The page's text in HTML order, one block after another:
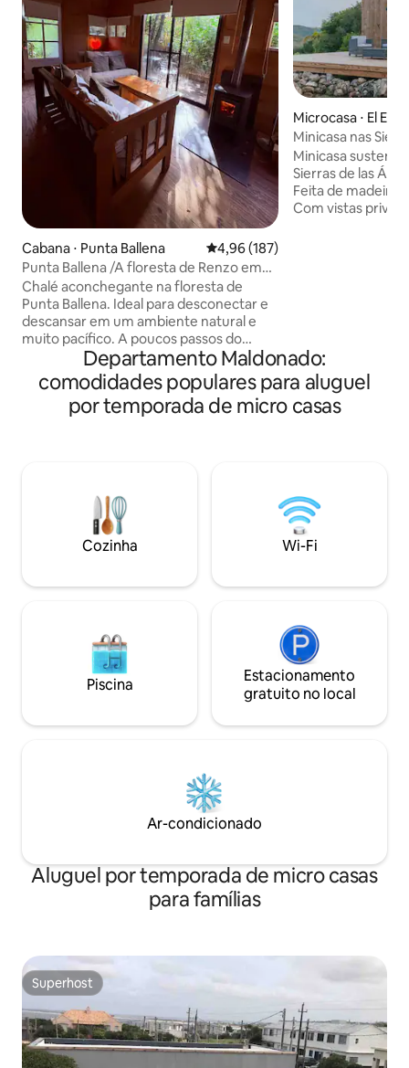
Cabana ⋅ Punta Ballena 4,96 de uma avaliação média de
4,96 (187)
Punta Ballena /A floresta de Renzo em
Lussich
Chalé aconchegante na floresta de
Punta Ballena. Ideal para desconectar e
descansar em um ambiente natural e
muito pacífico. A poucos passos do
Arboretum Lussich, ideal para
caminhadas, passeios e desfrutar de um
café com um delicioso bolo de La Checa.
A poucos minutos das praias de Solanas,
fogo aceso. A casa está totalmente
equipada para que você se sinta
confortável como em casa.
Microcasa ⋅ El
Minicasa nas
Minicasa
Sierras de las
Feita de madeira
Com vistas
perto de uma
Senderos — e
para ter na
Departamento Maldonado:
comodidades populares para aluguel
por temporada de micro casas
Cozinha Wi-Fi
Piscina
Estacionamento
gratuito no local
Ar-condicionado
Aluguel por temporada de micro casas
para famílias
Superhost
Superhost